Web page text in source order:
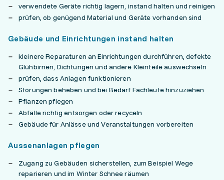
verwendete Geräte richtig lagern, instand halten und reinigen
prüfen, ob genügend Material und Geräte vorhanden sind
Gebäude und Einrichtungen instand halten
kleinere Reparaturen an Einrichtungen durchführen, defekte
Glühbirnen, Dichtungen und andere Kleinteile auswechseln
prüfen, dass Anlagen funktionieren
Störungen beheben und bei Bedarf Fachleute hinzuziehen
Pflanzen pflegen
Abfälle richtig entsorgen oder recyceln
Gebäude für Anlässe und Veranstaltungen vorbereiten
Aussenanlagen pflegen
Zugang zu Gebäuden sicherstellen, zum Beispiel Wege
reparieren und im Winter Schnee räumen